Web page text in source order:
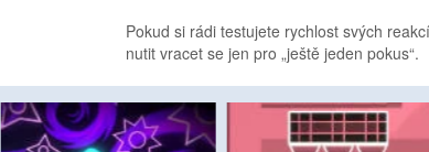
Pokud si rádi testujete rychlost svých
nutit vracet se jen pro „ještě jeden pokus“.